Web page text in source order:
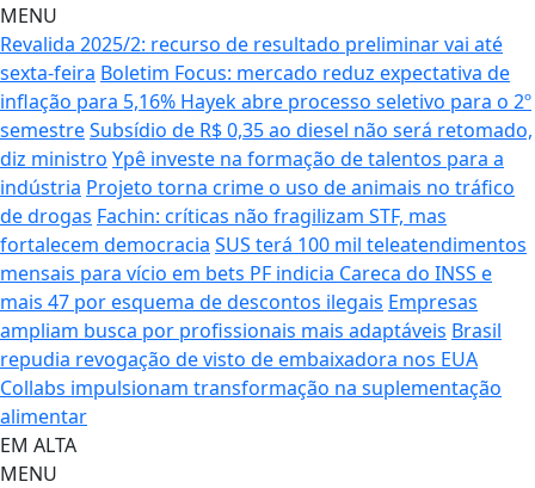
MENU
Revalida 2025/2: recurso de resultado preliminar vai até
sexta-feira Boletim Focus: mercado reduz expectativa de
inflação para 5,16% Hayek abre processo seletivo para o 2º
semestreSubsídio de R$ 0,35 ao diesel não será retomado,
diz ministro Ypê investe na formação de talentos para a
indústria Projeto torna crime o uso de animais no tráfico
de drogas Fachin: críticas não fragilizam STF, mas
fortalecem democracia SUS terá 100 mil teleatendimentos
mensais para vício em bets PF indicia Careca do INSS e
mais 47 por esquema de descontos ilegais Empresas
ampliam busca por profissionais mais adaptáveis Brasil
repudia revogação de visto de embaixadora nos EUA
Collabs impulsionam transformação na suplementação
alimentar
EM ALTA
MENU